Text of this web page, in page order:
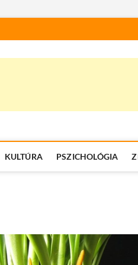
KULTÚRA PSZICHOLÓGIA